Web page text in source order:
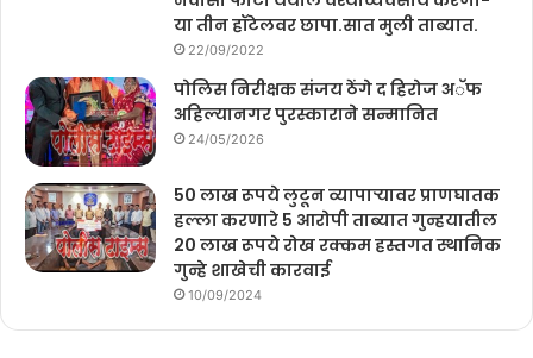
या तीन हॉटेलवर छापा.सात मुली ताब्यात.
22/09/2022
पोलिस निरीक्षक संजय ठेंगे द हिरोज अॅफ
अहिल्यानगर पुरस्काराने सन्मानित
24/05/2026
50 लाख रूपये लुटून व्यापाऱ्यावर प्राणघातक
हल्ला करणारे 5 आरोपी ताब्यात गुन्हयातील
20 लाख रूपये रोख रक्कम हस्तगत स्थानिक
गुन्हे शाखेची कारवाई
10/09/2024